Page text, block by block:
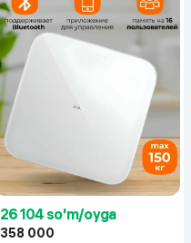
26 104 so'm/oyga
358 000